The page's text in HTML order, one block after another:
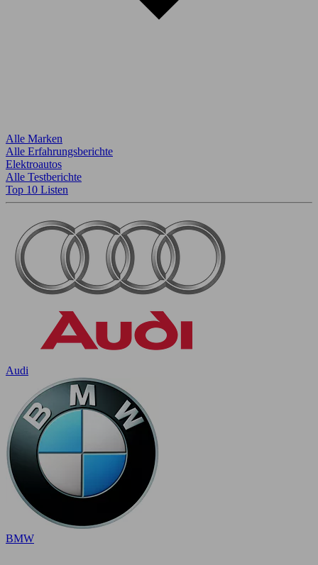
Alle Marken
Alle Erfahrungsberichte
Elektroautos
Alle Testberichte
Top 10 Listen
Audi
BMW